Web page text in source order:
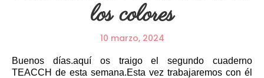
los colores
10 marzo, 2024
Buenos días.aquí os traigo el segundo cuaderno
TEACCH de esta semana.Esta vez trabajaremos con él